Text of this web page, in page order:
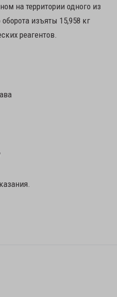
на территории одного из
изъяты 15,958 кг
реагентов.